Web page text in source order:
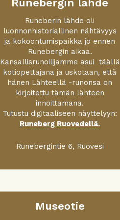
Runebergin lähde
Runeberin lähde oli
luonnonhistoriallinen nähtävyys
ja kokoontumispaikka jo ennen
Runebergin aikaa.
Kansallisrunoilijamme asui täällä
kotiopettajana ja uskotaan, että
hänen Lähteellä -runonsa on
kirjoitettu tämän lähteen
innoittamana.
Tutustu digitaaliseen näyttelyyn:
Runeberg Ruovedellä.
Runebergintie 6, Ruovesi
Museotie